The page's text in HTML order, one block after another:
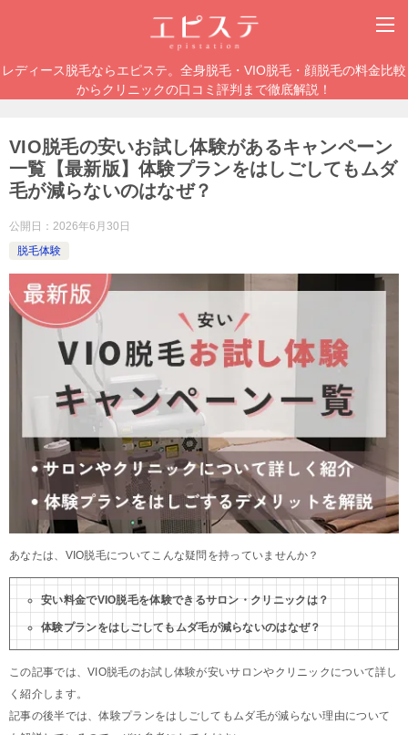
レディース脱毛ならエピステ。全身脱毛・VIO脱毛・顔脱毛の料金比較
からクリニックの口コミ評判まで徹底解説！
VIO脱毛の安いお試し体験があるキャンペーン
一覧【最新版】体験プランをはしごしてもムダ
毛が減らないのはなぜ？
公開日： 2026年6月30日
脱毛体験
あなたは、VIO脱毛についてこんな疑問を持っていませんか？
安い料金でVIO脱毛を体験できるサロン・クリニックは？
体験プランをはしごしてもムダ毛が減らないのはなぜ？
この記事では、VIO脱毛のお試し体験が安いサロンやクリニックについて詳し
く紹介します。
記事の後半では、体験プランをはしごしてもムダ毛が減らない理由について